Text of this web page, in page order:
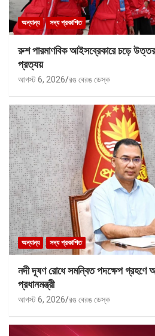
অন্যান্য সদ্য প্রকাশিত
রুশ পারমাণবিক আইসব্রেকারে চড়ে উত্তর
প্রত্যয়
আগস্ট 6, 2026 রঙ বেরঙ ডেস্ক
অন্যান্য সদ্য প্রকাশিত
নদী দূষণ রোধে সমন্বিত পদক্ষেপ গ্রহণে
প্রধানমন্ত্রী
আগস্ট 6, 2026 রঙ বেরঙ ডেস্ক